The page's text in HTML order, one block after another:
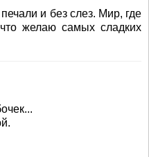
и без слез. Мир, где
желаю самых сладких